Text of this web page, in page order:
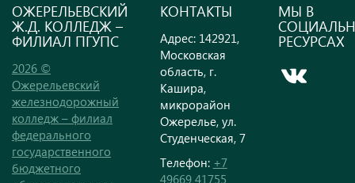
ОЖЕРЕЛЬЕВСКИЙ
Ж.Д. КОЛЛЕДЖ –
ФИЛИАЛ ПГУПС
2026 ©
Ожерельевский
железнодорожный
колледж – филиал
федерального
государственного
бюджетного
КОНТАКТЫ
Адрес: 142921,
Московская
область, г.
Кашира,
микрорайон
Ожерелье, ул.
Студенческая, 7
Телефон: +7
49669 41755
МЫ В
РЕСУРСАХ